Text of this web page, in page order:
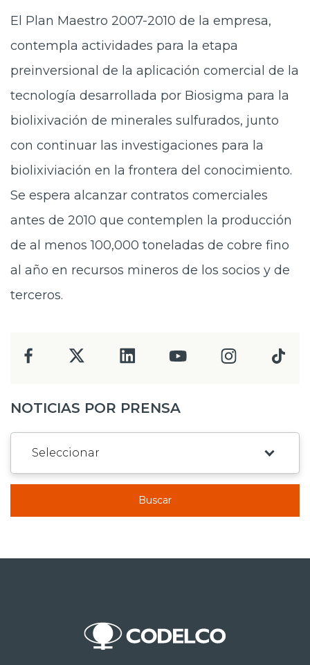
El Plan Maestro 2007-2010 de la empresa,
contempla actividades para la etapa
preinversional de la aplicación comercial de la
tecnología desarrollada por Biosigma para la
biolixivación de minerales sulfurados, junto
con continuar las investigaciones para la
biolixiviación en la frontera del conocimiento.
Se espera alcanzar contratos comerciales
antes de 2010 que contemplen la producción
de al menos 100,000 toneladas de cobre fino
al año en recursos mineros de los socios y de
terceros.
NOTICIAS POR PRENSA
Buscar